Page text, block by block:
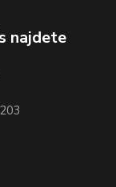
najdete